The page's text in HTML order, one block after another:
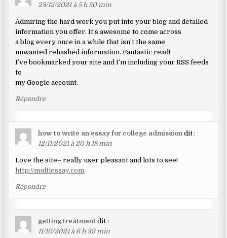
28/12/2021 à 5 h 50 min
Admiring the hard work you put into your blog and detailed
information you offer. It’s awesome to come across
a blog every once in a while that isn’t the same
unwanted rehashed information. Fantastic read!
I’ve bookmarked your site and I’m including your RSS feeds
to
my Google account.
Répondre
how to write an essay for college admission dit :
12/11/2021 à 20 h 18 min
Love the site– really user pleasant and lots to see!
http://multiessay.com
Répondre
getting treatment dit :
11/10/2021 à 6 h 39 min